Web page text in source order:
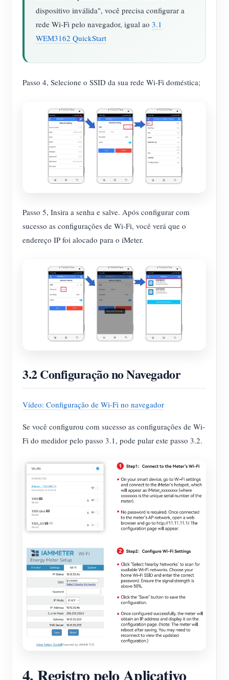
dispositivo inválida", você precisa configurar a
rede Wi-Fi pelo navegador, igual ao 3.1
WEM3162 QuickStart
Passo 4, Selecione o SSID da sua rede Wi-Fi doméstica;
Passo 5, Insira a senha e salve. Após configurar com
sucesso as configurações de Wi-Fi, você verá que o
endereço IP foi alocado para o iMeter.
3.2 Configuração no Navegador
Vídeo: Configuração de Wi-Fi no navegador
Se você configurou com sucesso as configurações de Wi-
Fi do medidor pelo passo 3.1, pode pular este passo 3.2.
4. Registro pelo Aplicativo